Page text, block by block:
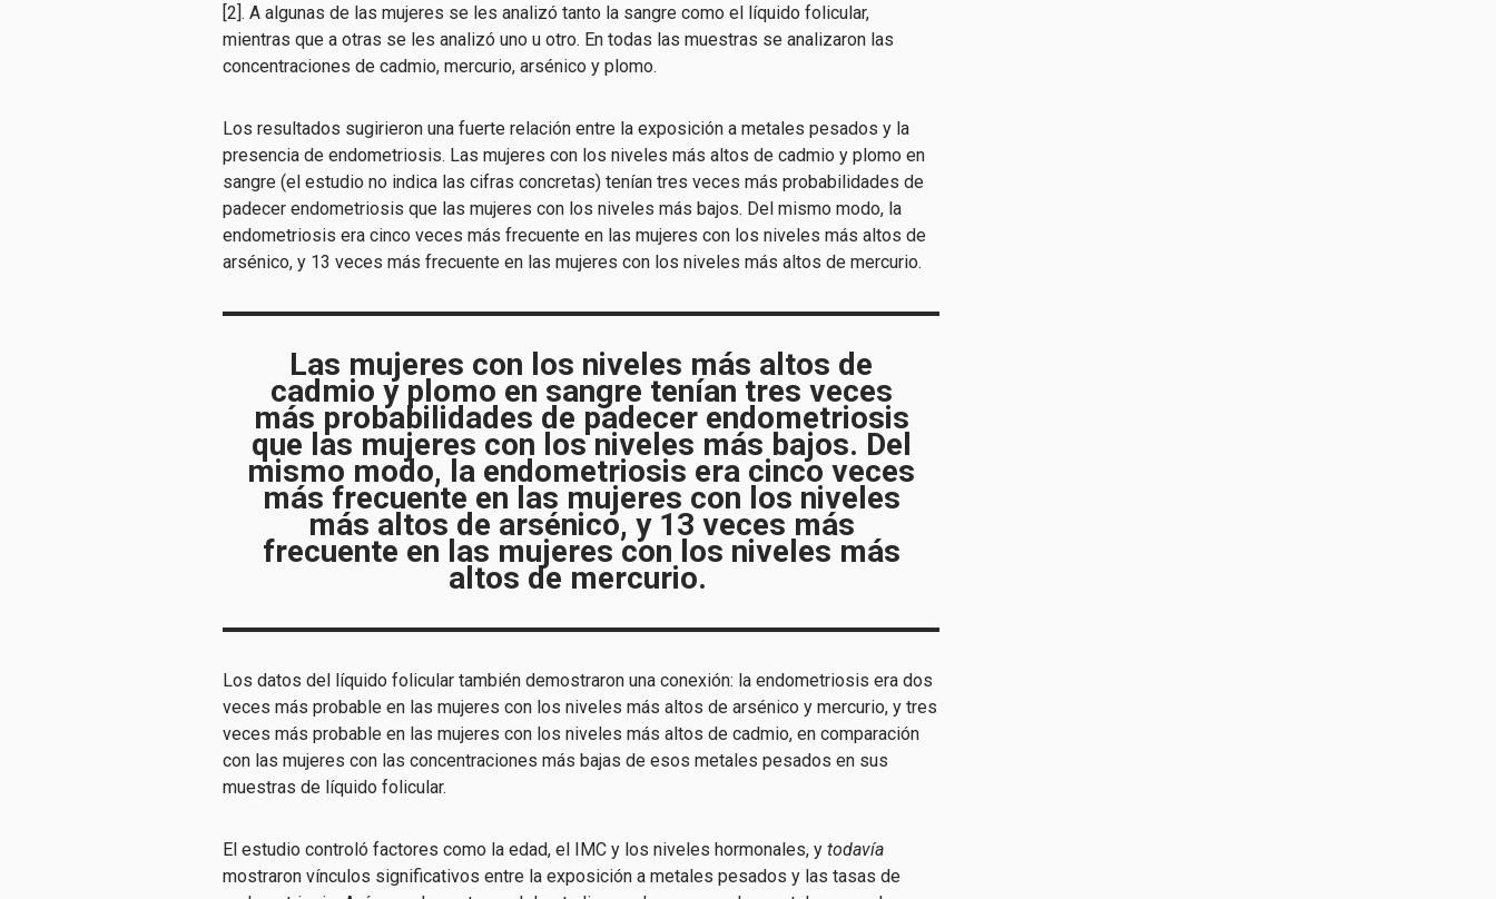
[2]. A algunas de las mujeres se les analizó tanto la sangre como el líquido folicular,
mientras que a otras se les analizó uno u otro. En todas las muestras se analizaron las
concentraciones de cadmio, mercurio, arsénico y plomo.
Los resultados sugirieron una fuerte relación entre la exposición a metales pesados y la
presencia de endometriosis. Las mujeres con los niveles más altos de cadmio y plomo en
sangre (el estudio no indica las cifras concretas) tenían tres veces más probabilidades de
padecer endometriosis que las mujeres con los niveles más bajos. Del mismo modo, la
endometriosis era cinco veces más frecuente en las mujeres con los niveles más altos de
arsénico, y 13 veces más frecuente en las mujeres con los niveles más altos de mercurio.
Las mujeres con los niveles más altos de
cadmio y plomo en sangre tenían tres veces
más probabilidades de padecer endometriosis
que las mujeres con los niveles más bajos. Del
mismo modo, la endometriosis era cinco veces
más frecuente en las mujeres con los niveles
más altos de arsénico, y 13 veces más
frecuente en las mujeres con los niveles más
altos de mercurio.
Los datos del líquido folicular también demostraron una conexión: la endometriosis era dos
veces más probable en las mujeres con los niveles más altos de arsénico y mercurio, y tres
veces más probable en las mujeres con los niveles más altos de cadmio, en comparación
con las mujeres con las concentraciones más bajas de esos metales pesados en sus
muestras de líquido folicular.
El estudio controló factores como la edad, el IMC y los niveles hormonales, y todavía
mostraron vínculos significativos entre la exposición a metales pesados y las tasas de